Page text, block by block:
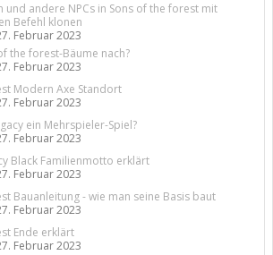
und andere NPCs in Sons of the forest mit
Befehl klonen
Februar 2023
the forest-Bäume nach?
Februar 2023
Modern Axe Standort
Februar 2023
ein Mehrspieler-Spiel?
Februar 2023
Black Familienmotto erklärt
Februar 2023
Bauanleitung - wie man seine Basis baut
Februar 2023
Ende erklärt
Februar 2023